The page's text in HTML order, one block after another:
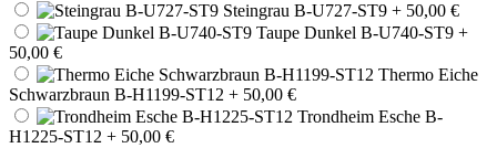
Steingrau B-U727-ST9 + 50,00 €
Taupe Dunkel B-U740-ST9 +
50,00 €
Thermo Eiche
Schwarzbraun B-H1199-ST12 + 50,00 €
Trondheim Esche B-
H1225-ST12 + 50,00 €